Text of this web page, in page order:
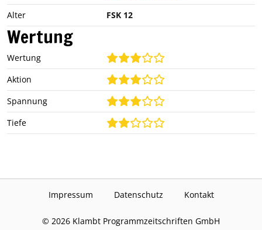
Alter
FSK 12
Wertung
Wertung
Aktion
Spannung
Tiefe
Impressum Datenschutz Kontakt
© 2026 Klambt Programmzeitschriften GmbH